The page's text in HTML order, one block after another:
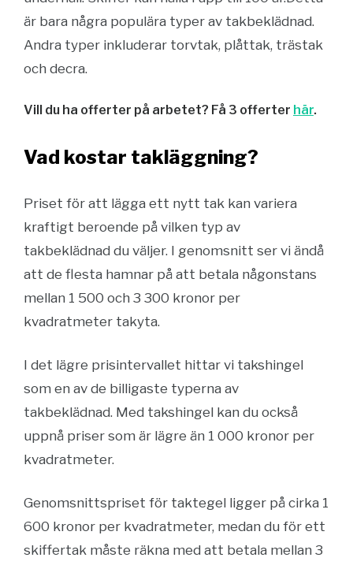
är bara några populära typer av takbeklädnad.
Andra typer inkluderar torvtak, plåttak, trästak
och decra.
Vill du ha offerter på arbetet? Få 3 offerter här.
Vad kostar takläggning?
Priset för att lägga ett nytt tak kan variera
kraftigt beroende på vilken typ av
takbeklädnad du väljer. I genomsnitt ser vi ändå
att de flesta hamnar på att betala någonstans
mellan 1 500 och 3 300 kronor per
kvadratmeter takyta.
I det lägre prisintervallet hittar vi takshingel
som en av de billigaste typerna av
takbeklädnad. Med takshingel kan du också
uppnå priser som är lägre än 1 000 kronor per
kvadratmeter.
Genomsnittspriset för taktegel ligger på cirka 1
600 kronor per kvadratmeter, medan du för ett
skiffertak måste räkna med att betala mellan 3